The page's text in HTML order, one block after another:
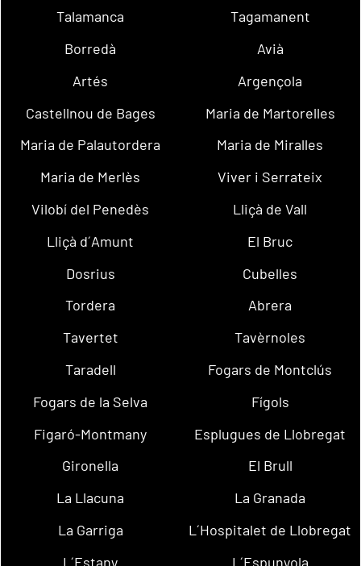
Talamanca
Tagamanent
Borredà
Avià
Artés
Argençola
Castellnou de Bages
Maria de Martorelles
Maria de Palautordera
Maria de Miralles
Maria de Merlès
Viver i Serrateix
Vilobí del Penedès
Lliçà de Vall
Lliçà d´Amunt
El Bruc
Dosrius
Cubelles
Tordera
Abrera
Tavertet
Tavèrnoles
Taradell
Fogars de Montclús
Fogars de la Selva
Fígols
Figaró-Montmany
Esplugues de Llobregat
Gironella
El Brull
La Llacuna
La Granada
La Garriga
L´Hospitalet de Llobregat
L´Estany
L´Espunyola